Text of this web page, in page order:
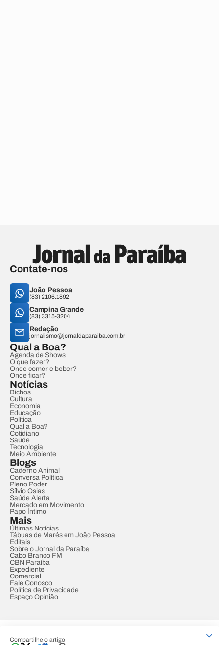
Compartilhe o artigo
Contate-nos
João Pessoa
(83) 2106.1892
Campina Grande
(83) 3315-3204
Redação
jornalismo@jornaldaparaiba.com.br
Qual a Boa?
Agenda de Shows
O que fazer?
Onde comer e beber?
Onde ficar?
Notícias
Bichos
Cultura
Economia
Educação
Política
Qual a Boa?
Cotidiano
Saúde
Tecnologia
Meio Ambiente
Blogs
Caderno Animal
Conversa Política
Pleno Poder
Sílvio Osias
Saúde Alerta
Mercado em Movimento
Papo Íntimo
Mais
Últimas Notícias
Tábuas de Marés em João Pessoa
Editais
Sobre o Jornal da Paraíba
Cabo Branco FM
CBN Paraíba
Expediente
Comercial
Fale Conosco
Política de Privacidade
Espaço Opinião